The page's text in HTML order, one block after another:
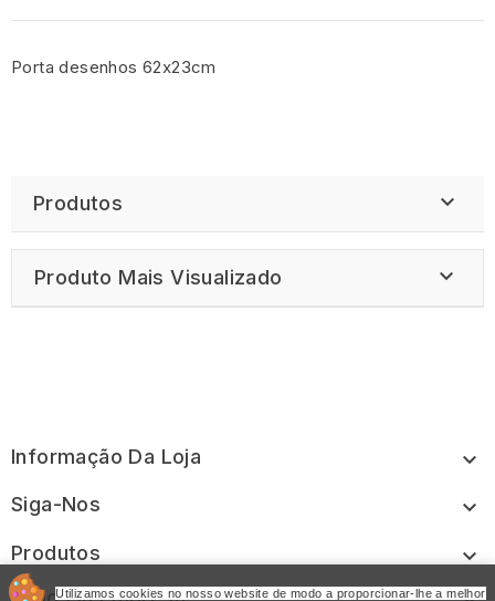
Porta desenhos 62x23cm
Produtos 
Produto Mais Visualizado 
Informação Da Loja 
Siga-Nos 
Produtos 
Utilizamos cookies no nosso website de modo a proporcionar-lhe a melhor